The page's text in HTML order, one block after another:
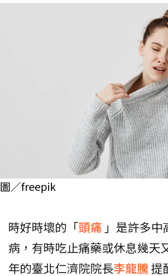
圖／freepik
時好時壞的「頭痛 」是許多
病，有時吃止痛藥或休息幾天
年的臺北仁濟院院長李龍騰提